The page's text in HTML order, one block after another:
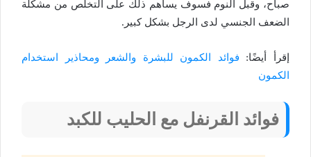
صباح، وقبل النوم فسوف يساهم ذلك على التخلص من مشكلة
الضعف الجنسي لدى الرجل بشكل كبير.
إقرأ أيضًا: فوائد الكمون للبشرة والشعر ومحاذير استخدام
الكمون
فوائد القرنفل مع الحليب للكبد